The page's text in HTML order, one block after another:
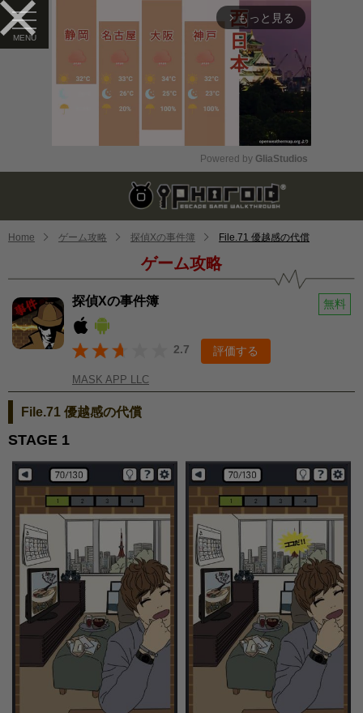
arrow_forward_ios もっと見る
Mute
Powered by GliaStudios
Home ゲーム攻略 探偵Xの事件簿 File.71 優越感の代償
ゲーム攻略
探偵Xの事件簿 無料
2.7 評価する
MASK APP LLC
File.71 優越感の代償
STAGE 1